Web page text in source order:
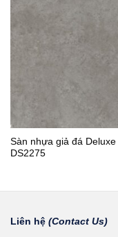
Sàn nhựa giả đá Deluxe
DS2275
Liên hệ (Contact Us)